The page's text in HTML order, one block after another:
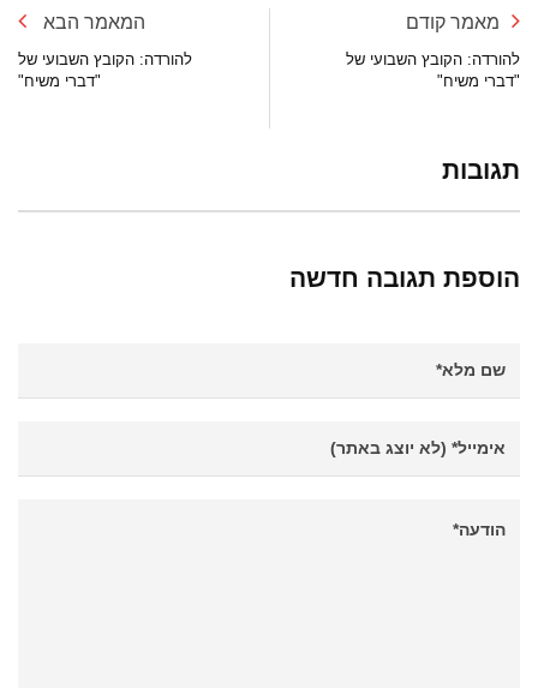
מאמר קודם
להורדה: הקובץ השבועי של
"דברי משיח"
המאמר הבא
להורדה: הקובץ השבועי של
"דברי משיח"
תגובות
הוספת תגובה חדשה